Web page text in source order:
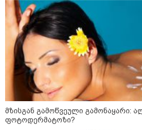
რატომ
მესამედ:
ხარვეზი თუ
სანდრო
ჩაკეტილი
სამკუთხედი“
მზისგან გამოწვეული გამონაყარი:
ფოტოდერმატოზი?